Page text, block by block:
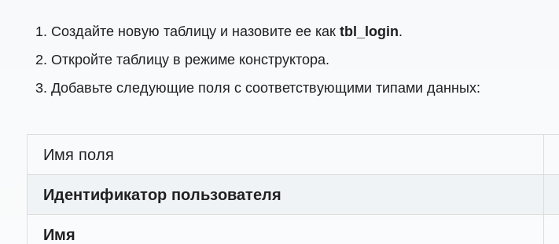
Создайте новую таблицу и назовите ее как tbl_login.
Откройте таблицу в режиме конструктора.
Добавьте следующие поля с соответствующими типами данных:
Имя поля
Идентификатор пользователя
Имя